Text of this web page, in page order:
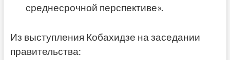
среднесрочной перспективе».
Из выступления Кобахидзе на заседании
правительства: